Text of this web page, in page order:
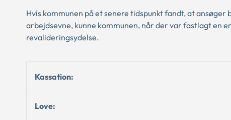
Hvis kommunen på et senere tidspunkt fandt, at
arbejdsevne, kunne kommunen, når der var fastlagt en
revalideringsydelse.
Kassation:
Love: